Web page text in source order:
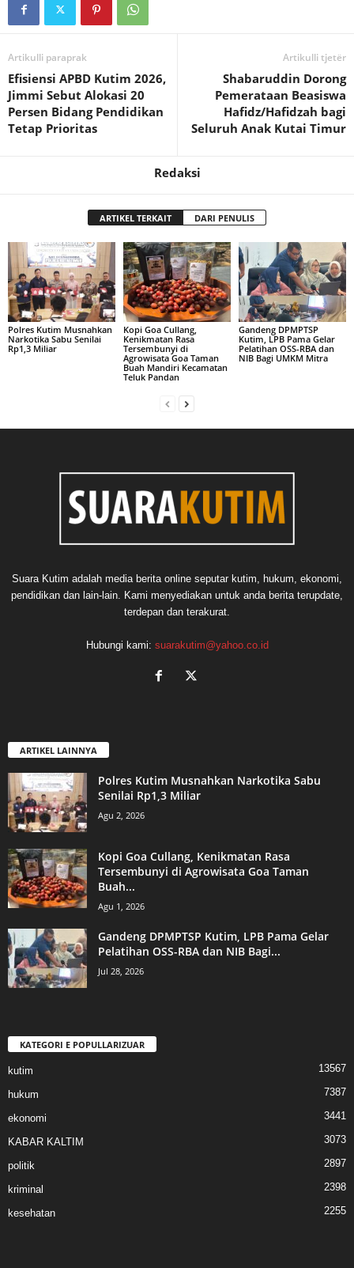
Artikulli paraprak
Efisiensi APBD Kutim 2026,
Jimmi Sebut Alokasi 20
Persen Bidang Pendidikan
Tetap Prioritas
Artikulli tjetër
Shabaruddin Dorong
Pemerataan Beasiswa
Hafidz/Hafidzah bagi
Seluruh Anak Kutai Timur
Redaksi
ARTIKEL TERKAIT DARI PENULIS
Polres Kutim Musnahkan
Narkotika Sabu Senilai
Rp1,3 Miliar
Kopi Goa Cullang,
Kenikmatan Rasa
Tersembunyi di
Agrowisata Goa Taman
Buah Mandiri Kecamatan
Teluk Pandan
Gandeng DPMPTSP
Kutim, LPB Pama Gelar
Pelatihan OSS-RBA dan
NIB Bagi UMKM Mitra
Suara Kutim adalah media berita online seputar kutim, hukum, ekonomi,
pendidikan dan lain-lain. Kami menyediakan untuk anda berita terupdate,
terdepan dan terakurat.
Hubungi kami: suarakutim@yahoo.co.id
ARTIKEL LAINNYA
Polres Kutim Musnahkan Narkotika Sabu
Senilai Rp1,3 Miliar
Agu 2, 2026
Kopi Goa Cullang, Kenikmatan Rasa
Tersembunyi di Agrowisata Goa Taman
Buah...
Agu 1, 2026
Gandeng DPMPTSP Kutim, LPB Pama Gelar
Pelatihan OSS-RBA dan NIB Bagi...
Jul 28, 2026
KATEGORI E POPULLARIZUAR
kutim 13567
hukum 7387
ekonomi 3441
KABAR KALTIM 3073
politik 2897
kriminal 2398
kesehatan 2255